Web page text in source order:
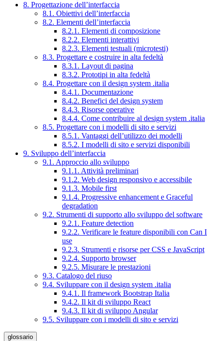
8. Progettazione dell’interfaccia
8.1. Obiettivi dell’interfaccia
8.2. Elementi dell’interfaccia
8.2.1. Elementi di composizione
8.2.2. Elementi interattivi
8.2.3. Elementi testuali (microtesti)
8.3. Progettare e costruire in alta fedeltà
8.3.1. Layout di pagina
8.3.2. Prototipi in alta fedeltà
8.4. Progettare con il design system .italia
8.4.1. Documentazione
8.4.2. Benefici del design system
8.4.3. Risorse operative
8.4.4. Come contribuire al design system .italia
8.5. Progettare con i modelli di sito e servizi
8.5.1. Vantaggi dell’utilizzo dei modelli
8.5.2. I modelli di sito e servizi disponibili
9. Sviluppo dell’interfaccia
9.1. Approccio allo sviluppo
9.1.1. Attività preliminari
9.1.2. Web design responsivo e accessibile
9.1.3. Mobile first
9.1.4. Progressive enhancement e Graceful
degradation
9.2. Strumenti di supporto allo sviluppo del software
9.2.1. Feature detection
9.2.2. Verificare le feature disponibili con Can I
use
9.2.3. Strumenti e risorse per CSS e JavaScript
9.2.4. Supporto browser
9.2.5. Misurare le prestazioni
9.3. Catalogo del riuso
9.4. Sviluppare con il design system .italia
9.4.1. Il framework Bootstrap Italia
9.4.2. Il kit di sviluppo React
9.4.3. Il kit di sviluppo Angular
9.5. Sviluppare con i modelli di sito e servizi
glossario